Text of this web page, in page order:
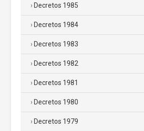
Decretos 1985
Decretos 1984
Decretos 1983
Decretos 1982
Decretos 1981
Decretos 1980
Decretos 1979